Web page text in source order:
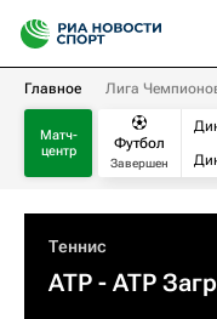
Главное Лига
Матч-
центр
Футбол
Завершен
Теннис
ATP - ATP